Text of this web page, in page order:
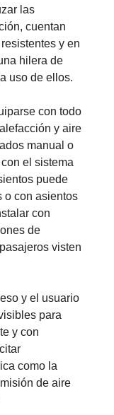
las
cuentan
y en
hilera de
uso de ellos.
con todo
y aire
manual o
el sistema
puede
o con asientos
con
de
visten
y el usuario
para
y con
como la
de aire